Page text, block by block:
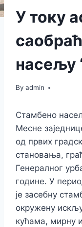
У току
насељу
By admin
Стамбено
Месне
од првих
становања,
Генералног
године. У
је засебну
окружену
кућама, мирну